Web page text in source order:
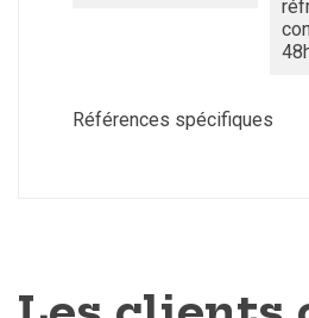
Références spécifiques